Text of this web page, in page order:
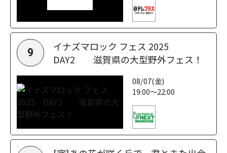
9
イナズマロック フェス 2025
DAY2 滋賀県の大型野外フェス！
08/07(金)
19:00～22:00